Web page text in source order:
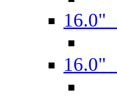
16.0"
16.0"